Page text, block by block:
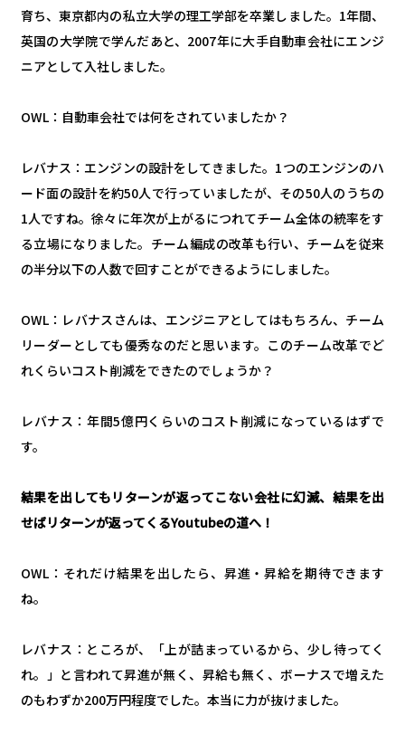
育ち、東京都内の私立大学の理工学部を卒業しました。1年間、
英国の大学院で学んだあと、2007年に大手自動車会社にエンジ
ニアとして入社しました。
OWL：自動車会社では何をされていましたか？
レバナス：エンジンの設計をしてきました。1つのエンジンのハ
ード面の設計を約50人で行っていましたが、その50人のうちの
1人ですね。徐々に年次が上がるにつれてチーム全体の統率をす
る立場になりました。チーム編成の改革も行い、チームを従来
の半分以下の人数で回すことができるようにしました。
OWL：レバナスさんは、エンジニアとしてはもちろん、チーム
リーダーとしても優秀なのだと思います。このチーム改革でど
れくらいコスト削減をできたのでしょうか？
レバナス：年間5億円くらいのコスト削減になっているはずで
す。
結果を出してもリターンが返ってこない会社に幻滅、結果を出
せばリターンが返ってくるYoutubeの道へ！
OWL：それだけ結果を出したら、昇進・昇給を期待できます
ね。
レバナス：ところが、「上が詰まっているから、少し待ってく
れ。」と言われて昇進が無く、昇給も無く、ボーナスで増えた
のもわずか200万円程度でした。本当に力が抜けました。